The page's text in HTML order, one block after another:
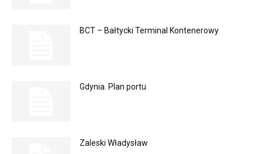
BCT – Bałtycki Terminal Kontenerowy
Gdynia. Plan portu
Zaleski Władysław